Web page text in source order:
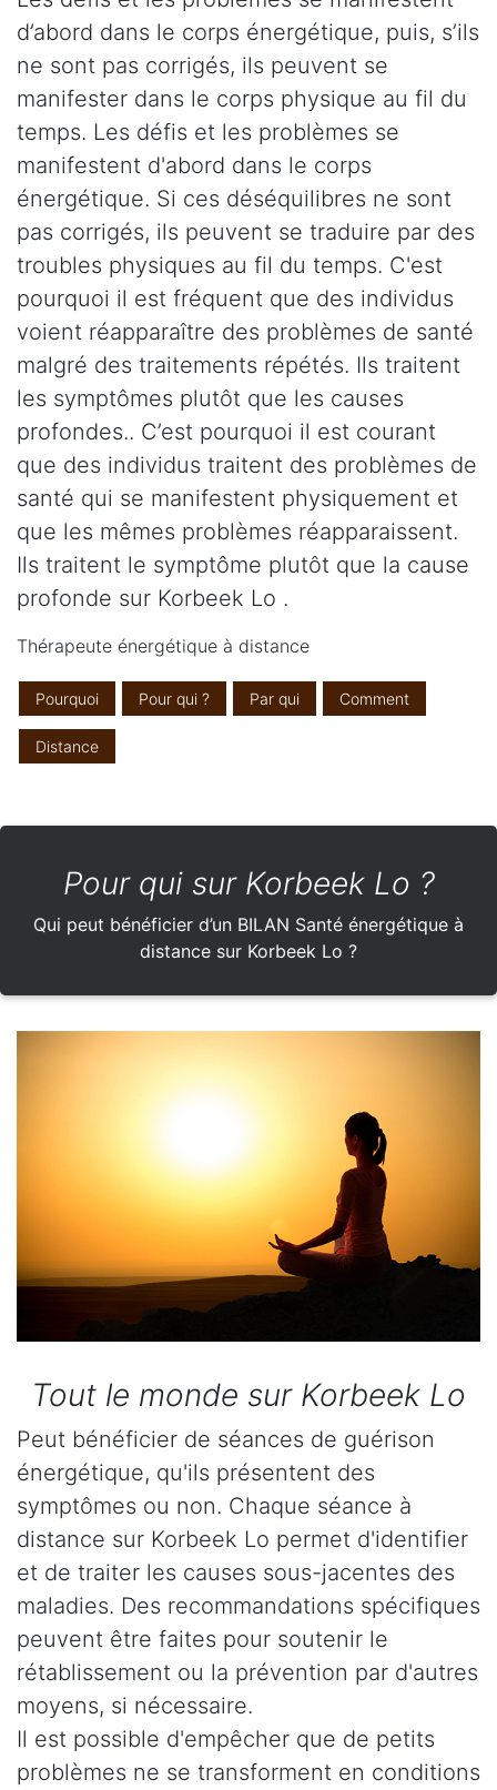
d’abord dans le corps énergétique, puis, s’ils
ne sont pas corrigés, ils peuvent se
manifester dans le corps physique au fil du
temps. Les défis et les problèmes se
manifestent d'abord dans le corps
énergétique. Si ces déséquilibres ne sont
pas corrigés, ils peuvent se traduire par des
troubles physiques au fil du temps. C'est
pourquoi il est fréquent que des individus
voient réapparaître des problèmes de santé
malgré des traitements répétés. Ils traitent
les symptômes plutôt que les causes
profondes.. C’est pourquoi il est courant
que des individus traitent des problèmes de
santé qui se manifestent physiquement et
que les mêmes problèmes réapparaissent.
Ils traitent le symptôme plutôt que la cause
profonde sur Korbeek Lo .
Thérapeute énergétique à distance
Pourquoi Pour qui ? Par qui Comment
Distance
Pour qui sur Korbeek Lo ?
Qui peut bénéficier d’un BILAN Santé énergétique à
distance sur Korbeek Lo ?
Tout le monde sur Korbeek Lo
Peut bénéficier de séances de guérison
énergétique, qu'ils présentent des
symptômes ou non. Chaque séance à
distance sur Korbeek Lo permet d'identifier
et de traiter les causes sous-jacentes des
maladies. Des recommandations spécifiques
peuvent être faites pour soutenir le
rétablissement ou la prévention par d'autres
moyens, si nécessaire.
Il est possible d'empêcher que de petits
problèmes ne se transforment en conditions